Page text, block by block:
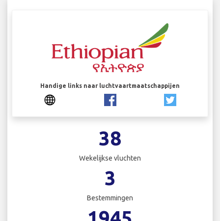
Handige links naar luchtvaartmaatschappijen
38
Wekelijkse vluchten
3
Bestemmingen